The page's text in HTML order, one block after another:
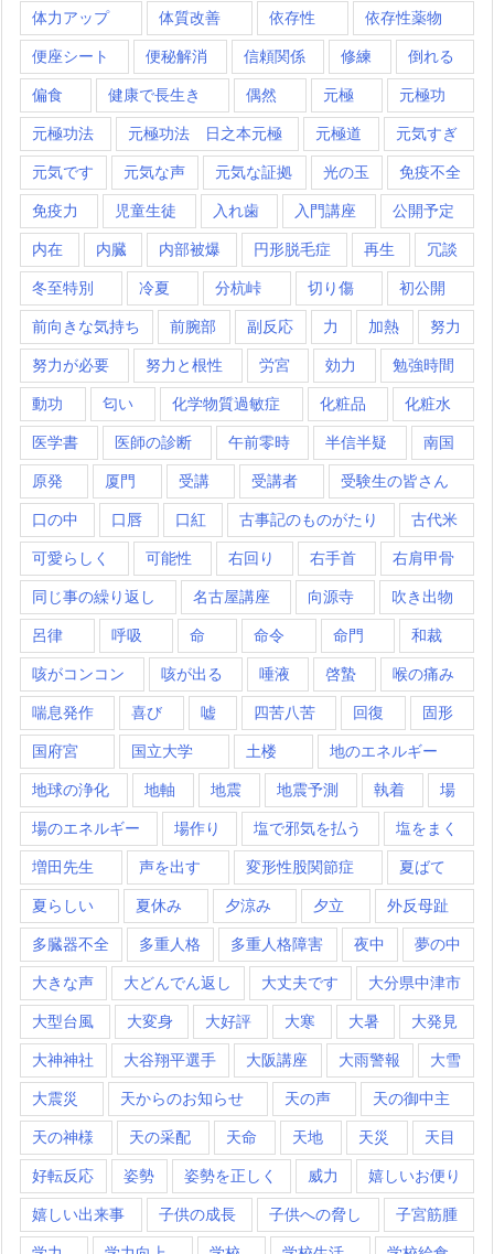
体力アップ 体質改善 依存性 依存性薬物
便座シート 便秘解消 信頼関係 修練 倒れる
偏食 健康で長生き 偶然 元極 元極功
元極功法 元極功法 日之本元極 元極道 元気すぎ
元気です 元気な声 元気な証拠 光の玉 免疫不全
免疫力 児童生徒 入れ歯 入門講座 公開予定
内在 内臓 内部被爆 円形脱毛症 再生 冗談
冬至特別 冷夏 分杭峠 切り傷 初公開
前向きな気持ち 前腕部 副反応 力 加熱 努力
努力が必要 努力と根性 労宮 効力 勉強時間
動功 匂い 化学物質過敏症 化粧品 化粧水
医学書 医師の診断 午前零時 半信半疑 南国
原発 厦門 受講 受講者 受験生の皆さん
口の中 口唇 口紅 古事記のものがたり 古代米
可愛らしく 可能性 右回り 右手首 右肩甲骨
同じ事の繰り返し 名古屋講座 向源寺 吹き出物
呂律 呼吸 命 命令 命門 和裁
咳がコンコン 咳が出る 唾液 啓蟄 喉の痛み
喘息発作 喜び 嘘 四苦八苦 回復 固形
国府宮 国立大学 土楼 地のエネルギー
地球の浄化 地軸 地震 地震予測 執着 場
場のエネルギー 場作り 塩で邪気を払う 塩をまく
増田先生 声を出す 変形性股関節症 夏ばて
夏らしい 夏休み 夕涼み 夕立 外反母趾
多臓器不全 多重人格 多重人格障害 夜中 夢の中
大きな声 大どんでん返し 大丈夫です 大分県中津市
大型台風 大変身 大好評 大寒 大暑 大発見
大神神社 大谷翔平選手 大阪講座 大雨警報 大雪
大震災 天からのお知らせ 天の声 天の御中主
天の神様 天の采配 天命 天地 天災 天目
好転反応 姿勢 姿勢を正しく 威力 嬉しいお便り
嬉しい出来事 子供の成長 子供への脅し 子宮筋腫